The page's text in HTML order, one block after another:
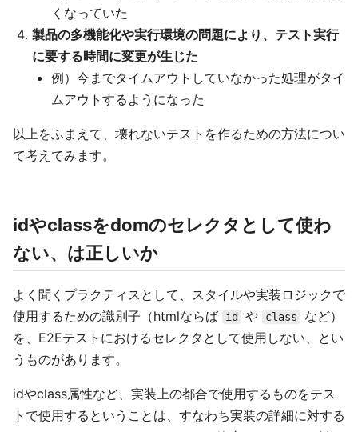
くなっていた
製品の多機能化や実行環境の問題により、テスト実行
に要する時間に変更が生じた
例）今までタイムアウトしていなかった処理がタイ
ムアウトするようになった
以上をふまえて、壊れないテストを作るための方法につい
て考えてみます。
idやclassをdomのセレクタとして使わ
ない、は正しいか
よく聞くプラクティスとして、スタイルや実装ロジックで
使用するための識別子（htmlならば
id や class
など）
を、E2Eテストにおけるセレクタとして使用しない、とい
うものがあります。
idやclass属性など、実装上の都合で使用するものをテス
トで使用するということは、すなわち実装の詳細に対する